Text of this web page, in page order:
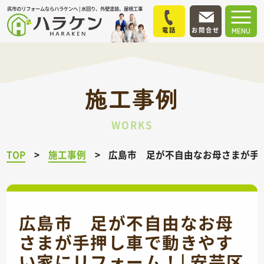
呉市のリフォームならハラケンへ | 水回り、外壁塗装、屋根工事
MENU
電話 お問合せ
施工事例
WORKS
TOP 施工事例 広島市 足が不自由なお母さまが手
広島市 足が不自由なお母
さまが手押し車で動きやす